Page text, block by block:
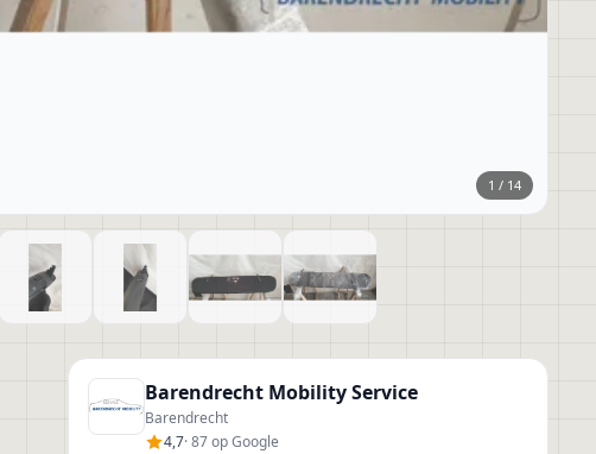
1 / 14
Barendrecht Mobility Service
Barendrecht
4,7· 87 op Google